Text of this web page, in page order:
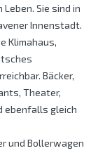
Sie sind in
Innenstadt.
Klimahaus,
Bäcker,
Theater,
ebenfalls gleich
und Bollerwagen